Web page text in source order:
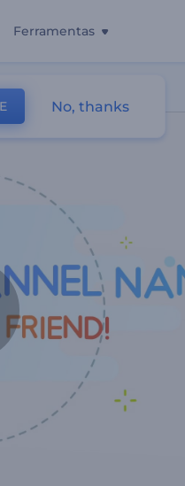
Ferramentas
No, thanks